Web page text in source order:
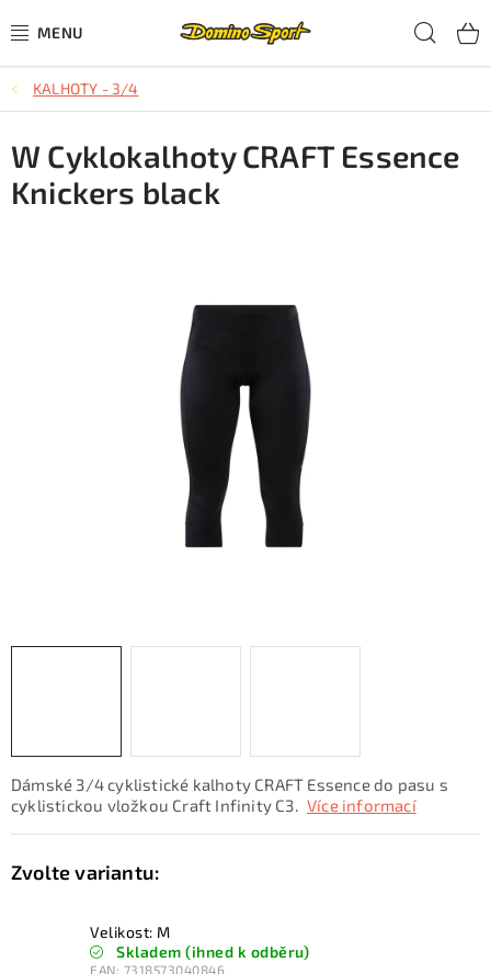
na
CYKLISTIKA
SJEZDOVÉ LYŽOVÁNÍ
SKIALPOVÉ LYŽOVÁNÍ
CYKLO Servis
KALHOTY - 3/4
Dámské 3/4 cyklistické kalhoty CRAFT Essence do pasu s
cyklistickou vložkou Craft Infinity C3. Více informací
Velikost: M
Skladem (ihned k odběru)
EAN: 7318573040846
W Cyklokalhoty CRAFT Essence
Knickers black